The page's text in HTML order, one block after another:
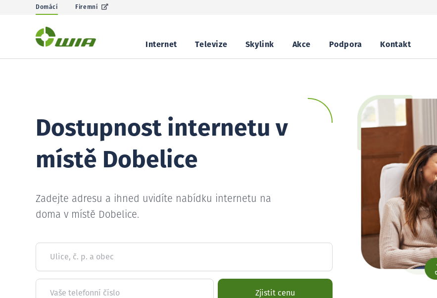
Domácí Firemní
Internet Televize Skylink Akce Podpora Kontakt
Dostupnost internetu v
místě Dobelice
Zadejte adresu a ihned uvidíte nabídku internetu na
doma v místě Dobelice.
Ulice, č. p. a obec
Vaše telefonní číslo Zjistit cenu